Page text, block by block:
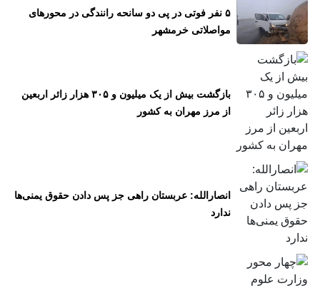
۵ نفر فوتی در پی دو سانحه رانندگی در محور‌های
مواصلاتی خرمشهر
بازگشت بیش از یک میلیون و ۳۰۵ هزار زائر اربعین
از مرز مهران به کشور
انصارالله: عربستان راهی جز پس دادن حقوق یمنی‌ها
ندارد